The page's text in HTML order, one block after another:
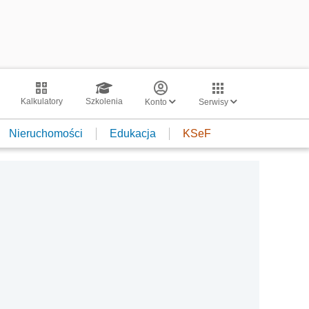
Kalkulatory Szkolenia Konto Serwisy
Nieruchomości Edukacja KSeF